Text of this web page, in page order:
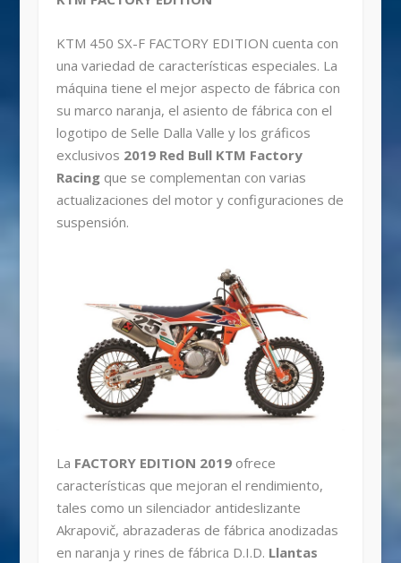
KTM 450 SX-F FACTORY EDITION cuenta con
una variedad de características especiales. La
máquina tiene el mejor aspecto de fábrica con
su marco naranja, el asiento de fábrica con el
logotipo de Selle Dalla Valle y los gráficos
exclusivos 2019 Red Bull KTM Factory
Racingque se complementan con varias
actualizaciones del motor y configuraciones de
suspensión.
La FACTORY EDITION 2019ofrece
características que mejoran el rendimiento,
tales como un silenciador antideslizante
Akrapovič, abrazaderas de fábrica anodizadas
en naranja y rines de fábrica D.I.D. Llantas